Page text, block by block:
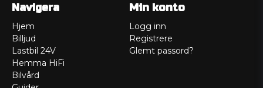
Navigera
Hjem
Billjud
Lastbil 24V
Hemma HiFi
Bilvård
Min konto
Logg inn
Registrere
Glemt passord?